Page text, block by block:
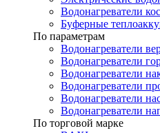
Водонагреватели
Буферные
По параметрам
Водонагреватели
Водонагреватели
Водонагреватели
Водонагреватели
Водонагреватели
Водонагреватели
По торговой марке